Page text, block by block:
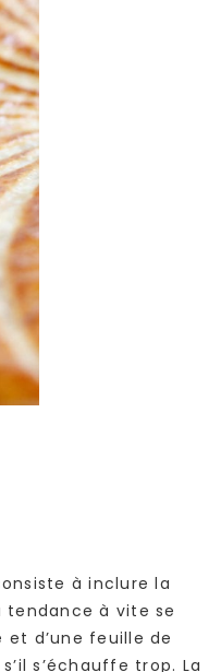
à inclure la
tendance à vite se
d’une feuille de
s’échauffe trop. La